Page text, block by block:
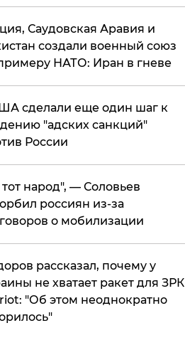
Саудовская Аравия и
создали военный союз
НАТО: Иран в гневе
сделали еще один шаг к
"адских санкций"
России
народ", — Соловьев
россиян из-за
о мобилизации
рассказал, почему у
не хватает ракет для ЗРК
"Об этом неоднократно